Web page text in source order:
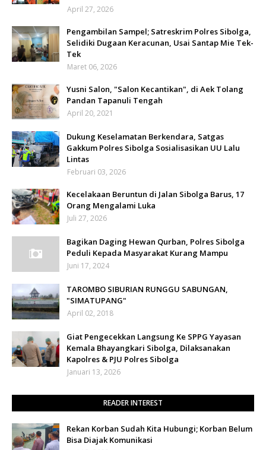
April 27, 2026
Pengambilan Sampel; Satreskrim Polres Sibolga,
Selidiki Dugaan Keracunan, Usai Santap Mie Tek-
Tek
Maret 06, 2026
Yusni Salon, "Salon Kecantikan", di Aek Tolang
Pandan Tapanuli Tengah
April 20, 2021
Dukung Keselamatan Berkendara, Satgas
Gakkum Polres Sibolga Sosialisasikan UU Lalu
Lintas
Februari 03, 2026
Kecelakaan Beruntun di Jalan Sibolga Barus, 17
Orang Mengalami Luka
Juli 27, 2026
Bagikan Daging Hewan Qurban, Polres Sibolga
Peduli Kepada Masyarakat Kurang Mampu
Juni 17, 2024
TAROMBO SIBURIAN RUNGGU SABUNGAN,
"SIMATUPANG"
April 02, 2018
Giat Pengecekkan Langsung Ke SPPG Yayasan
Kemala Bhayangkari Sibolga, Dilaksanakan
Kapolres & PJU Polres Sibolga
Januari 13, 2026
READER INTEREST
Rekan Korban Sudah Kita Hubungi; Korban Belum
Bisa Diajak Komunikasi